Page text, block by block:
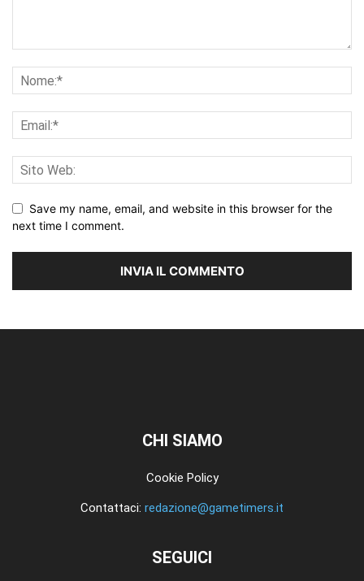
Save my name, email, and website in this browser for the
next time I comment.
CHI SIAMO
Cookie Policy
Contattaci: redazione@gametimers.it
SEGUICI